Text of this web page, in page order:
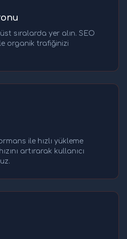
sıralarda yer alın. SEO
organik trafiğinizi
ile hızlı yükleme
artırarak kullanıcı